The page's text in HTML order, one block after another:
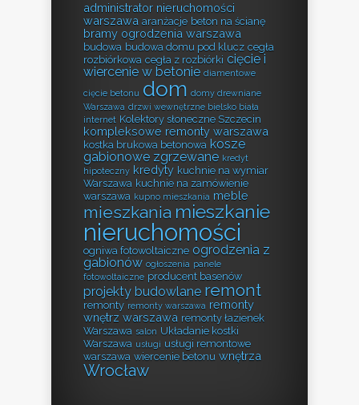
administrator nieruchomości
warszawa aranżacje beton na ścianę
bramy ogrodzenia warszawa
budowa budowa domu pod klucz cegła
rozbiórkowa cegła z rozbiórki cięcie i
wiercenie w betonie diamentowe
cięcie betonu dom domy drewniane
Warszawa drzwi wewnętrzne bielsko biała
internet Kolektory słoneczne Szczecin
kompleksowe remonty warszawa
kostka brukowa betonowa kosze
gabionowe zgrzewane kredyt
hipoteczny kredyty kuchnie na wymiar
Warszawa kuchnie na zamówienie
warszawa kupno mieszkania meble
mieszkania mieszkanie
nieruchomości
ogniwa fotowoltaiczne ogrodzenia z
gabionów ogłoszenia panele
fotowoltaiczne producent basenów
projekty budowlane remont
remonty remonty warszawa remonty
wnętrz warszawa remonty łazienek
Warszawa salon Układanie kostki
Warszawa usługi usługi remontowe
warszawa wiercenie betonu wnętrza
Wrocław